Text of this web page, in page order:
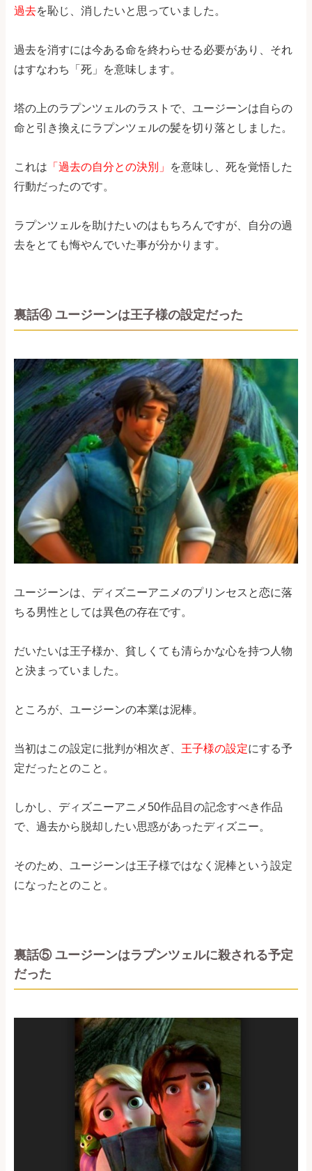
過去を恥じ、消したいと思っていました。
過去を消すには今ある命を終わらせる必要があり、それ
はすなわち「死」を意味します。
塔の上のラプンツェルのラストで、ユージーンは自らの
命と引き換えにラプンツェルの髪を切り落としました。
これは 「過去の自分との決別」
を意味し、死を覚悟した
行動だったのです。
ラプンツェルを助けたいのはもちろんですが、自分の過
去をとても悔やんでいた事が分かります。
裏話④ ユージーンは王子様の設定だった
ユージーンは、ディズニーアニメのプリンセスと恋に落
ちる男性としては異色の存在です。
だいたいは王子様か、貧しくても清らかな心を持つ人物
と決まっていました。
ところが、ユージーンの本業は泥棒。
当初はこの設定に批判が相次ぎ、 王子様の設定にする予
定だったとのこと。
しかし、ディズニーアニメ50作品目の記念すべき作品
で、過去から脱却したい思惑があったディズニー。
そのため、ユージーンは王子様ではなく泥棒という設定
になったとのこと。
裏話⑤ ユージーンはラプンツェルに殺される予定
だった